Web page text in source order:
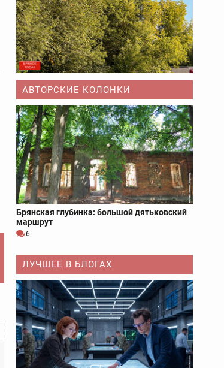
АВТОРСКИЕ КОЛОНКИ
Брянская глубинка: большой дятьковский
маршрут
6
ЛУЧШЕЕ В БЛОГАХ